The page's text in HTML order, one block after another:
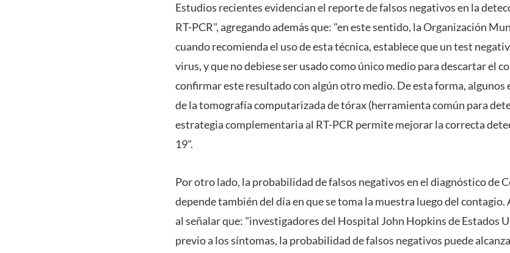
Estudios recientes evidencian el reporte de falsos negativos en la
RT-PCR", agregando además que: "en este sentido, la Organización
cuando recomienda el uso de esta técnica, establece que un test
virus, y que no debiese ser usado como único medio para descartar el
confirmar este resultado con algún otro medio. De esta forma, algunos
de la tomografía computarizada de tórax (herramienta común para
estrategia complementaria al RT-PCR permite mejorar la correcta
19".
Por otro lado, la probabilidad de falsos negativos en el diagnóstico de
depende también del día en que se toma la muestra luego del
al señalar que: "investigadores del Hospital John Hopkins de Estados
previo a los síntomas, la probabilidad de falsos negativos puede